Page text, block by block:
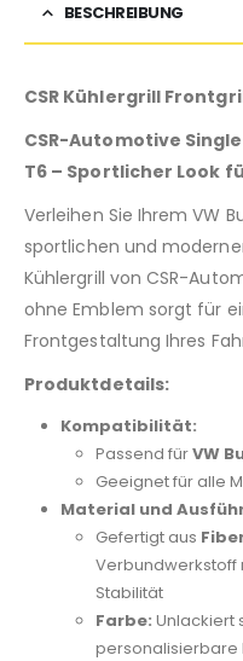
BESCHREIBUNG
CSR Kühlergrill
CSR-Automotive
T6 – Sportlicher Look
Verleihen Sie Ihrem VW
sportlichen und
Kühlergrill von CSR-
ohne Emblem sorgt für
Frontgestaltung Ihres
Produktdetails:
Kompatibilität:
Passend fürVW
Geeignet für alle
Material und
Gefertigt aus
Verbundwerkstoff
Stabilität
Farbe: Unlackiert
personalisierbare